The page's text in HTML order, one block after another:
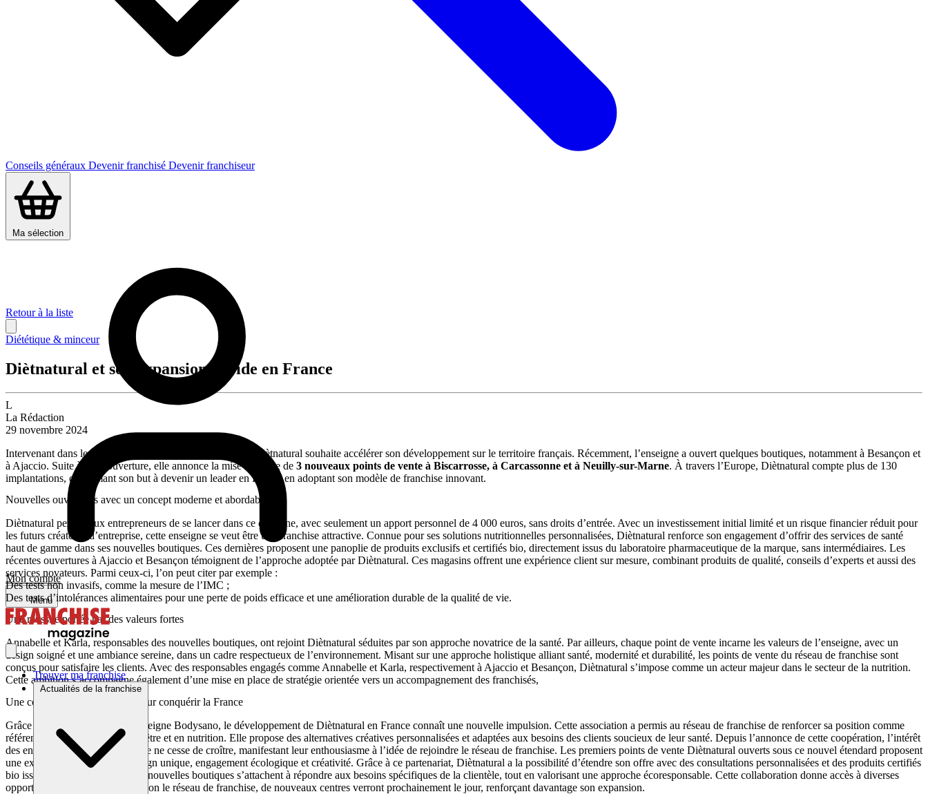
Conseils généraux Devenir franchisé Devenir franchiseur
Ma sélection
Mon compte
Menu
Trouver ma franchise
Actualités de la franchise
Retour à la liste
Diététique & minceur
Diètnatural et son expansion rapide en France
L
La Rédaction
29 novembre 2024
Intervenant dans le secteur de la nutrition et du bien-être, Diètnatural souhaite accélérer son développement sur le territoire français. Récemment, l’enseigne a ouvert quelques boutiques, notamment à Besançon et
à Ajaccio. Suite à cette ouverture, elle annonce la mise en place de 3 nouveaux points de vente à Biscarrosse, à Carcassonne et à Neuilly-sur-Marne. À travers l’Europe, Diètnatural compte plus de 130
implantations, confirmant son but à devenir un leader en France en adoptant son modèle de franchise innovant.
Nouvelles ouvertures avec un concept moderne et abordable
Diètnatural permet aux entrepreneurs de se lancer dans ce domaine, avec seulement un apport personnel de 4 000 euros, sans droits d’entrée. Avec un investissement initial limité et un risque financier réduit pour
les futurs créateurs d’entreprise, cette enseigne se veut être une franchise attractive. Connue pour ses solutions nutritionnelles personnalisées, Diètnatural renforce son engagement d’offrir des services de santé
haut de gamme dans ses nouvelles boutiques. Ces dernières proposent une panoplie de produits exclusifs et certifiés bio, directement issus du laboratoire pharmaceutique de la marque, sans intermédiaires. Les
récentes ouvertures à Ajaccio et Besançon témoignent de l’approche adoptée par Diètnatural. Ces magasins offrent une expérience client sur mesure, combinant produits de qualité, conseils d’experts et aussi des
services novateurs. Parmi ceux-ci, l’on peut citer par exemple :
Des tests non invasifs, comme la mesure de l’IMC ;
Des tests d’intolérances alimentaires pour une perte de poids efficace et une amélioration durable de la qualité de vie.
Une réussite portée par des valeurs fortes
Annabelle et Karla, responsables des nouvelles boutiques, ont rejoint Diètnatural séduites par son approche novatrice de la santé. Par ailleurs, chaque point de vente incarne les valeurs de l’enseigne, avec un
design soigné et une ambiance sereine, dans un cadre respectueux de l’environnement. Misant sur une approche holistique alliant santé, modernité et durabilité, les points de vente du réseau de franchise sont
conçus pour satisfaire les clients. Avec des responsables engagés comme Annabelle et Karla, respectivement à Ajaccio et Besançon, Diètnatural s’impose comme un acteur majeur dans le secteur de la nutrition.
Cette ambition s’accompagne également d’une mise en place de stratégie orientée vers un accompagnement des franchisés,
Une collaboration stratégique pour conquérir la France
Grâce à un partenariat avec l’enseigne Bodysano, le développement de Diètnatural en France connaît une nouvelle impulsion. Cette association a permis au réseau de franchise de renforcer sa position comme
référence indispensable en bien-être et en nutrition. Elle propose des alternatives créatives personnalisées et adaptées aux besoins des clients soucieux de leur santé. Depuis l’annonce de cette coopération, l’intérêt
des entrepreneurs pour l’enseigne ne cesse de croître, manifestant leur enthousiasme à l’idée de rejoindre le réseau de franchise. Les premiers points de vente Diètnatural ouverts sous ce nouvel étendard proposent
une expérience client alliant design unique, engagement écologique et créativité. Grâce à ce partenariat, Diètnatural a la possibilité d’étendre son offre avec des consultations personnalisées et des produits certifiés
bio issus de son laboratoire. Ces nouvelles boutiques s’attachent à répondre aux besoins spécifiques de la clientèle, tout en valorisant une approche écoresponsable. Cette collaboration donne accès à diverses
opportunités pour l’enseigne. Selon le réseau de franchise, de nouveaux centres verront prochainement le jour, renforçant davantage son expansion.